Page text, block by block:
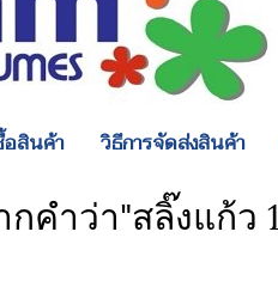
อสินค้า วิธีการจัดส่งสินค้า
คำว่า"สลิ๊งแก้ว